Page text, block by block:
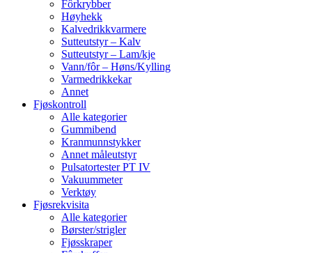
Fôrkrybber
Høyhekk
Kalvedrikkvarmere
Sutteutstyr – Kalv
Sutteutstyr – Lam/kje
Vann/fôr – Høns/Kylling
Varmedrikkekar
Annet
Fjøskontroll
Alle kategorier
Gummibend
Kranmunnstykker
Annet måleutstyr
Pulsatortester PT IV
Vakuummeter
Verktøy
Fjøsrekvisita
Alle kategorier
Børster/strigler
Fjøsskraper